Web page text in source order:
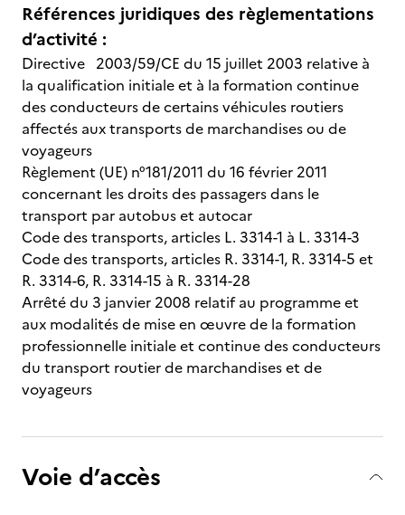
Références juridiques des règlementations
d’activité :
Directive 2003/59/CE du 15 juillet 2003 relative à
la qualification initiale et à la formation continue
des conducteurs de certains véhicules routiers
affectés aux transports de marchandises ou de
voyageurs
Règlement (UE) n°181/2011 du 16 février 2011
concernant les droits des passagers dans le
transport par autobus et autocar
Code des transports, articles L. 3314-1 à L. 3314-3
Code des transports, articles R. 3314-1, R. 3314-5 et
R. 3314-6, R. 3314-15 à R. 3314-28
Arrêté du 3 janvier 2008 relatif au programme et
aux modalités de mise en œuvre de la formation
professionnelle initiale et continue des conducteurs
du transport routier de marchandises et de
voyageurs
Voie d’accès